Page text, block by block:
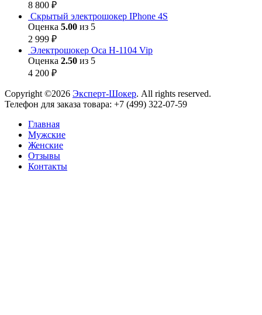
8 800 ₽
Скрытый электрошокер IPhone 4S
Оценка 5.00 из 5
2 999 ₽
Электрошокер Оса H-1104 Vip
Оценка 2.50 из 5
4 200 ₽
Copyright ©2026 Эксперт-Шокер. All rights reserved.
Телефон для заказа товара: +7 (499) 322-07-59
Главная
Мужские
Женские
Отзывы
Контакты